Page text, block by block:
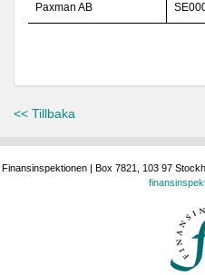
Paxman AB
<< Tillbaka
Finansinspektionen | Box 7821, 103 97